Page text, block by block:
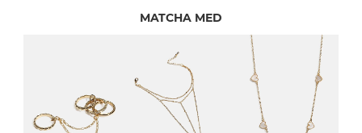
MATCHA MED